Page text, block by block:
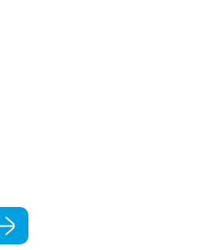
кнопку "Оставить заявку", я даю
конфиденциальности